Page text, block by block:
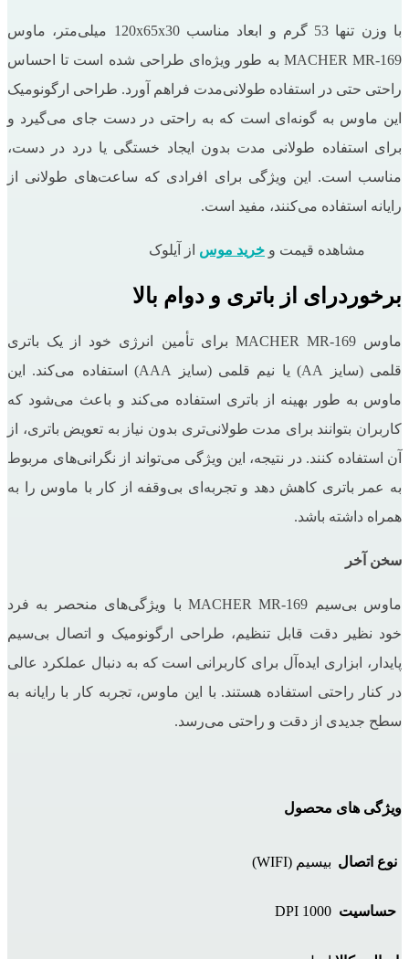
با وزن تنها 53 گرم و ابعاد مناسب 120x65x30 میلی‌متر، ماوس
MACHER MR-169 به طور ویژه‌ای طراحی شده است تا احساس
راحتی حتی در استفاده طولانی‌مدت فراهم آورد. طراحی ارگونومیک
این ماوس به ‌گونه‌ای است که به راحتی در دست جای می‌گیرد و
برای استفاده طولانی ‌مدت بدون ایجاد خستگی یا درد در دست،
مناسب است. این ویژگی برای افرادی که ساعت‌های طولانی از
رایانه استفاده می‌کنند، مفید است.
مشاهده قیمت و خرید موس از آیلوک
برخوردرای از باتری و دوام بالا
ماوس MACHER MR-169 برای تأمین انرژی خود از یک باتری
قلمی (سایز AA) یا نیم ‌قلمی (سایز AAA) استفاده می‌کند. این
ماوس به طور بهینه از باتری استفاده می‌کند و باعث می‌شود که
کاربران بتوانند برای مدت طولانی‌تری بدون نیاز به تعویض باتری، از
آن استفاده کنند. در نتیجه، این ویژگی می‌تواند از نگرانی‌های مربوط
به عمر باتری کاهش دهد و تجربه‌ای بی‌وقفه از کار با ماوس را به
همراه داشته باشد.
سخن آخر
ماوس بی‌سیم MACHER MR-169 با ویژگی‌های منحصر به فرد
خود نظیر دقت قابل تنظیم، طراحی ارگونومیک و اتصال بی‌سیم
پایدار، ابزاری ایده‌آل برای کاربرانی است که به دنبال عملکرد عالی
در کنار راحتی استفاده هستند. با این ماوس، تجربه کار با رایانه به
سطح جدیدی از دقت و راحتی می‌رسد.
ویژگی های محصول
نوع اتصال بیسیم (WIFI)
حساسیت 1000 DPI